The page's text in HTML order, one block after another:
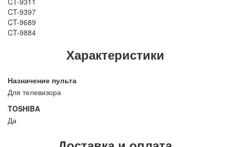
CT-9397
CT-9689
CT-9884
Характеристики
Назначение пульта
Для телевизора
TOSHIBA
Да